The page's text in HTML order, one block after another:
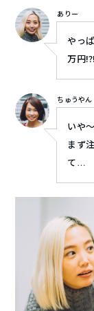
ありー
やっ
万円
ちゅうやん
いや
まず
て…